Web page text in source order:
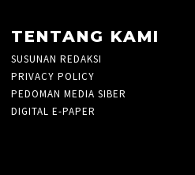
TENTANG KAMI
SUSUNAN REDAKSI
PRIVACY POLICY
PEDOMAN MEDIA SIBER
DIGITAL E-PAPER